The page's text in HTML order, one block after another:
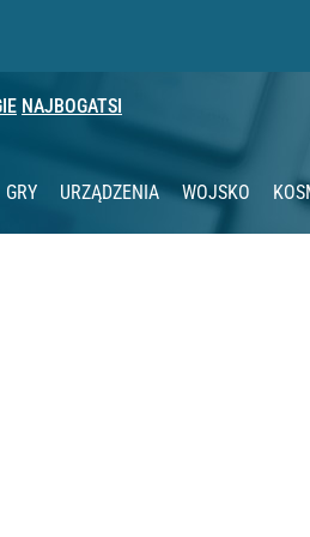
NAJBOGATSI
GRY URZĄDZENIA WOJSKO